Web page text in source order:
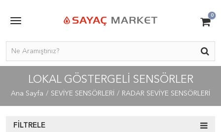
0
LOKAL GÖSTERGELİ SENSÖRLER
Ana Sayfa SEVİYE SENSÖRLERİ RADAR SEVİYE SENSÖRLERİ
FILTRELE